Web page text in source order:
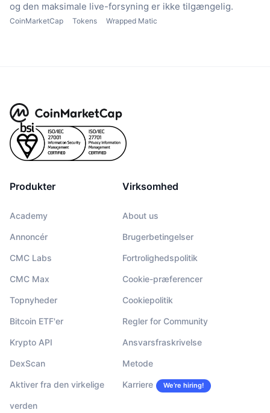
og den maksimale live-forsyning er ikke tilgængelig.
CoinMarketCap Tokens Wrapped Matic
Produkter
Academy
Annoncér
CMC Labs
CMC Max
Topnyheder
Bitcoin ETF'er
Krypto API
DexScan
Aktiver fra den virkelige
verden
Virksomhed
About us
Brugerbetingelser
Fortrolighedspolitik
Cookie-præferencer
Cookiepolitik
Regler for Community
Ansvarsfraskrivelse
Metode
Karriere We’re hiring!